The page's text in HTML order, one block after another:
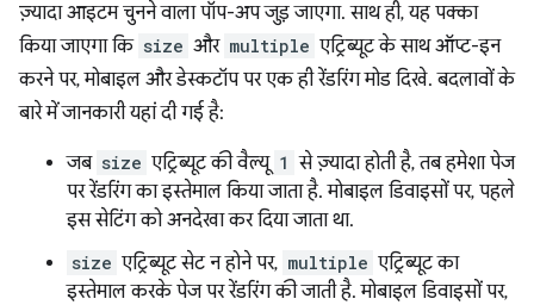
ज़्यादा आइटम चुनने वाला पॉप-अप जुड़ जाएगा. साथ ही, यह पक्का
किया जाएगा कि size और multiple एट्रिब्यूट के साथ ऑप्ट-इन
करने पर, मोबाइल और डेस्कटॉप पर एक ही रेंडरिंग मोड दिखे. बदलावों के
बारे में जानकारी यहां दी गई है:
जब size एट्रिब्यूट की वैल्यू 1 से ज़्यादा होती है, तब हमेशा पेज
पर रेंडरिंग का इस्तेमाल किया जाता है. मोबाइल डिवाइसों पर, पहले
इस सेटिंग को अनदेखा कर दिया जाता था.
size एट्रिब्यूट सेट न होने पर, multiple एट्रिब्यूट का
इस्तेमाल करके पेज पर रेंडरिंग की जाती है. मोबाइल डिवाइसों पर,